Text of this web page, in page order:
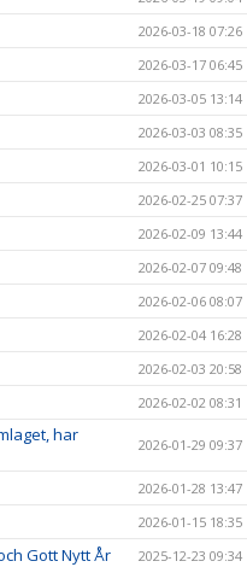
2026-03-18 07:26
2026-03-17 06:45
2026-03-05 13:14
2026-03-03 08:35
2026-03-01 10:15
2026-02-25 07:37
2026-02-09 13:44
2026-02-07 09:48
2026-02-06 08:07
2026-02-04 16:28
2026-02-03 20:58
2026-02-02 08:31
har
2026-01-29 09:37
2026-01-28 13:47
2026-01-15 18:35
Gott Nytt År 2025-12-23 09:34